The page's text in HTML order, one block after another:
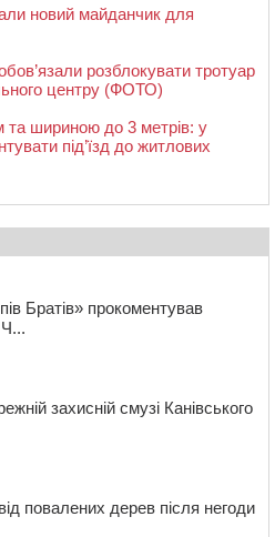
новий майданчик для
розблокувати тротуар
центру (ФОТО)
та шириною до 3 метрів: у
під’їзд до житлових
Братів» прокоментував
захисній смузі Канівського
повалених дерев після негоди